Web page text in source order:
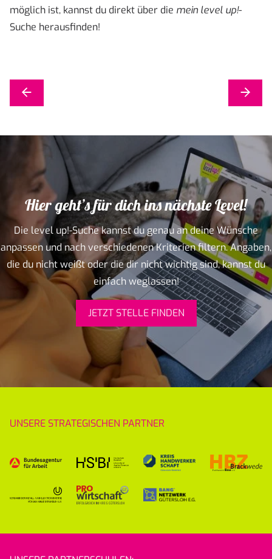
möglich ist, kannst du direkt über die mein level up!-
Suche herausfinden!
Hier geht’s für dich ins nächste Level!
Die level up!-Suche kannst du genau an deine Wünsche
anpassen und nach verschiedenen Kriterien filtern. Angaben,
die du nicht weißt oder die dir nicht wichtig sind, kannst du
einfach weglassen!
JETZT STELLE FINDEN
UNSERE STRATEGISCHEN PARTNER